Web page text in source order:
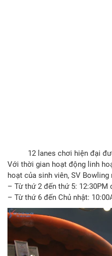
12 lanes chơi hiện đại
Với thời gian hoạt động linh
hoạt của sinh viên, SV Bowling
– Từ thứ 2 đến thứ 5: 12:30PM
– Từ thứ 6 đến Chủ nhật: